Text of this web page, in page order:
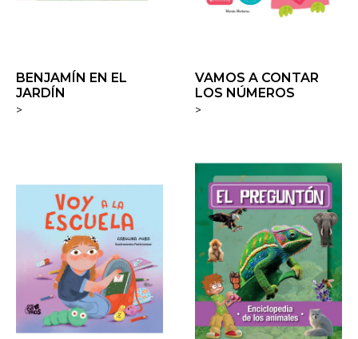
BENJAMÍN EN EL
JARDÍN
>
VAMOS A CONTAR
LOS NÚMEROS
>